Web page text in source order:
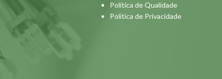
Política de Qualidade
Politica de Privacidade